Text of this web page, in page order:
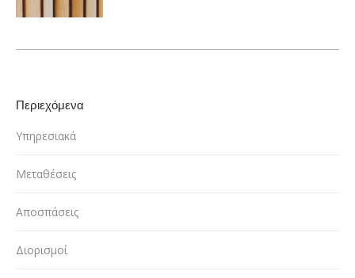
Περιεχόμενα
Υπηρεσιακά
Μεταθέσεις
Αποσπάσεις
Διορισμοί